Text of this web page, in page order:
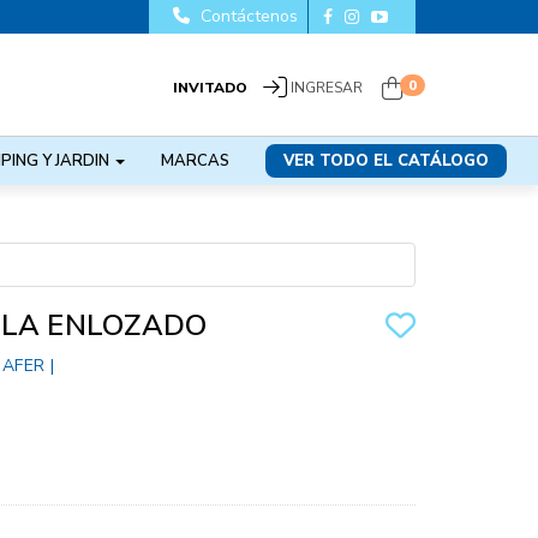
INVITADO INGRESAR 0
Y JARDIN MARCAS VER TODO EL CATÁLOGO
Contáctenos
ENLOZADO
|